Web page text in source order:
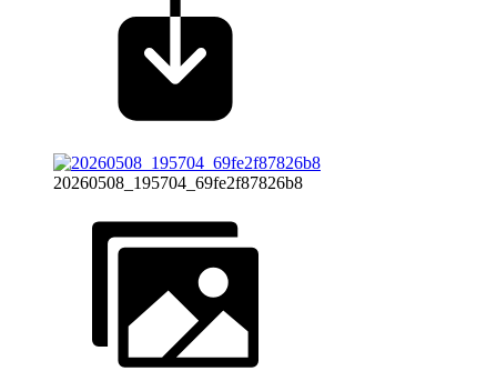
20260508_195704_69fe2f87826b8